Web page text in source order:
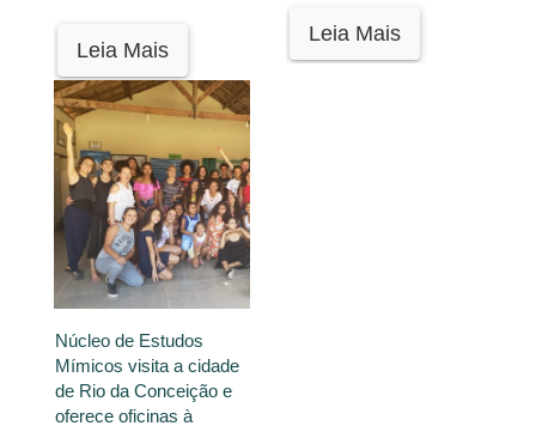
Leia Mais
Leia Mais
Núcleo de Estudos
Mímicos visita a cidade
de Rio da Conceição e
oferece oficinas à